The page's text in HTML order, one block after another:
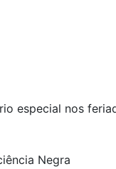
especial nos
Negra